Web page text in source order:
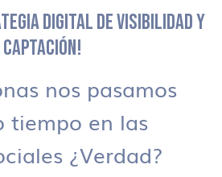
DIGITAL DE VISIBILIDAD Y
CAPTACIÓN!
nos pasamos
tiempo en las
¿Verdad?